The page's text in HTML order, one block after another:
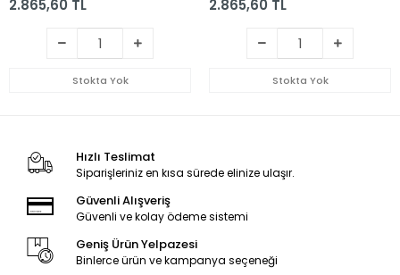
2.865,60 TL
Stokta Yok
2.865,60 TL
Stokta Yok
Hızlı Teslimat
Siparişleriniz en kısa sürede elinize ulaşır.
Güvenli Alışveriş
Güvenli ve kolay ödeme sistemi
Geniş Ürün Yelpazesi
Binlerce ürün ve kampanya seçeneği